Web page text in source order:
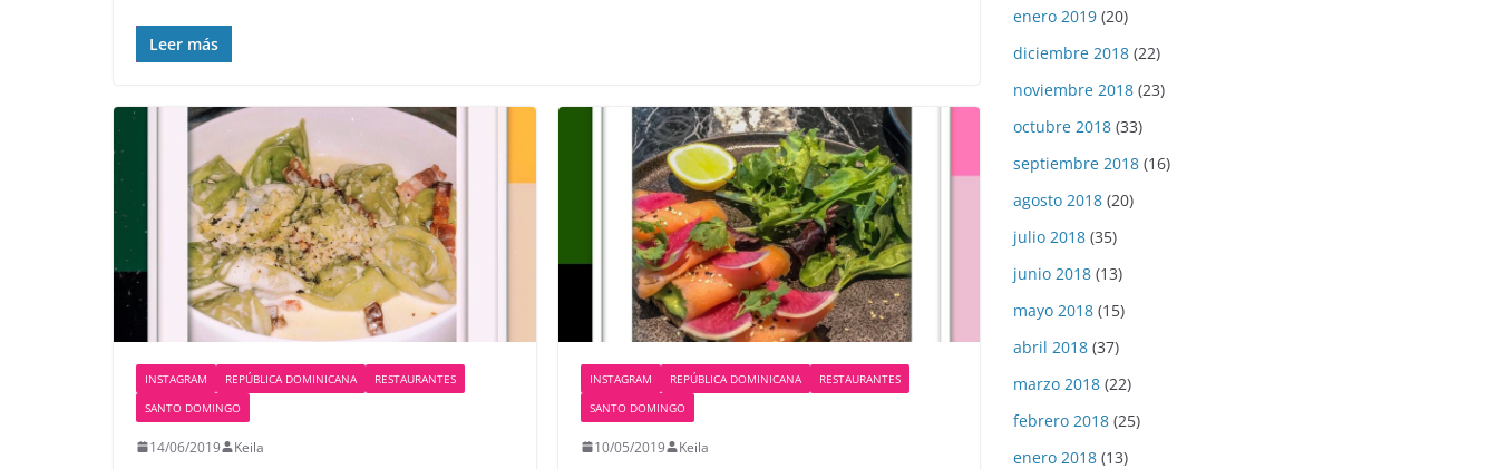
Leer más
INSTAGRAM REPÚBLICA DOMINICANA
RESTAURANTES
SANTO DOMINGO
14/06/2019 Keila
INSTAGRAM REPÚBLICA DOMINICANA
RESTAURANTES
SANTO DOMINGO
10/05/2019 Keila
enero 2019 (20)
diciembre 2018 (22)
noviembre 2018 (23)
octubre 2018 (33)
septiembre 2018 (16)
agosto 2018 (20)
julio 2018 (35)
junio 2018 (13)
mayo 2018 (15)
abril 2018 (37)
marzo 2018 (22)
febrero 2018 (25)
enero 2018 (13)